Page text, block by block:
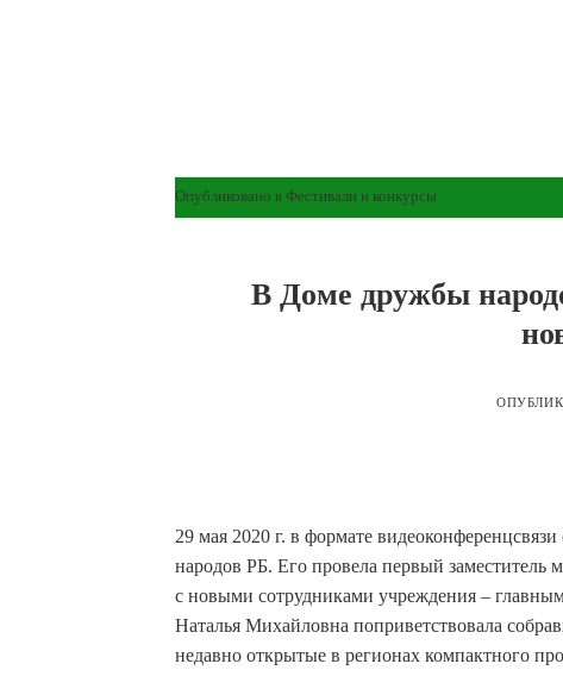
Опубликовано в Фестивали и конкурсы
В Доме дружбы
29 мая 2020 г. в формате
народов РБ. Его провела первый
с новыми сотрудниками учреждения –
Наталья Михайловна поприветствовала
недавно открытые в регионах компактного